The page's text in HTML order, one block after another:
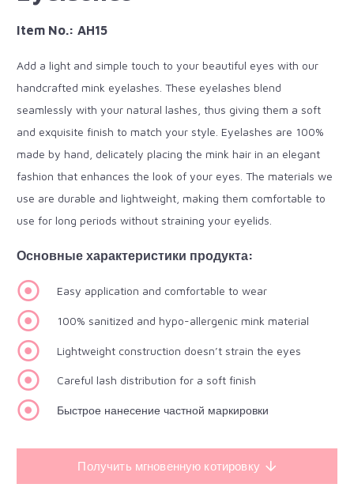
Item No.: AH15
Add a light and simple touch to your beautiful eyes with our
handcrafted mink eyelashes. These eyelashes blend
seamlessly with your natural lashes, thus giving them a soft
and exquisite finish to match your style. Eyelashes are 100%
made by hand, delicately placing the mink hair in an elegant
fashion that enhances the look of your eyes. The materials we
use are durable and lightweight, making them comfortable to
use for long periods without straining your eyelids.
Основные характеристики продукта:
Easy application and comfortable to wear
100% sanitized and hypo-allergenic mink material
Lightweight construction doesn’t strain the eyes
Careful lash distribution for a soft finish
Быстрое нанесение частной маркировки
Получить мгновенную котировку